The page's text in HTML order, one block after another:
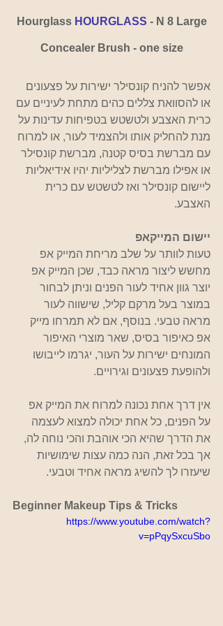
Hourglass HOURGLASS - N 8 Large
Concealer Brush - one size
אפשר להניח קונסילר ישירות על פצעונים
או להסוואת צללים כהים מתחת לעיניים עם
כרית האצבע ולטשטש בטפיחות עדינות על
מנת להחליק אותו ולהצמיד לעור, או למרוח
עם מברשת בסיס קטנה, מברשת קונסילר
או אפילו מברשת לצליליות יהיו אידיאליות
ליישום קונסילר ואז לטשטש עם כרית
האצבע.
יישום המייקאפ
טעות לוותר על שלב מריחת המייק אפ
מחשש ליצור מראה כבד, שכן המייק אפ
יוצר גוון אחיד לעור הפנים וניתן לבחור
במוצר בעל מרקם קליל, שישווה לעור
מראה טבעי. בנוסף, אם לא תמרחו מייק
אפ כאיפור בסיס, שאר מוצרי האיפור
המונחים ישירות על העור, יגרמו לייבושו
ולהופעת פצעונים וגירויים.
אין דרך אחת נכונה למרוח את המייק אפ
על הפנים, כל אחת יכולה למצוא לעצמה
את הדרך שהיא הכי אוהבת והכי נוחה לה,
אך בכל זאת, הנה כמה עצות שימושיות
שיעזרו לך להשיג מראה אחיד וטבעי.
Beginner Makeup Tips & Tricks
https://www.youtube.com/watch?
v=pPqySxcuSbo